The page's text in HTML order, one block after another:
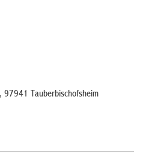
97941 Tauberbischofsheim